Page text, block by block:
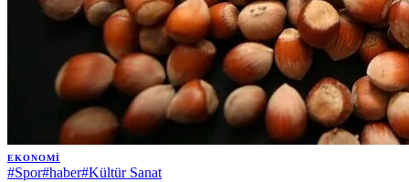
EKONOMI
#Spor#haber#Kültür Sanat